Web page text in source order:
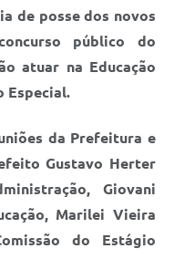
de posse dos novos
público do
atuar na Educação
Especial.
da Prefeitura e
Gustavo Herter
Giovani
Marilei Vieira
do Estágio